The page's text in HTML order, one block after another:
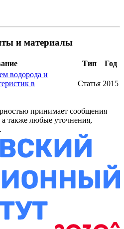
и материалы
Тип
Год
водорода и
в
Статья 2015
принимает сообщения
также любые уточнения,